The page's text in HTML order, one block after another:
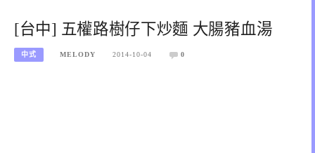
[台中] 五權路樹仔下炒麵 大腸豬血湯
中式 MELODY 2014-10-04 0